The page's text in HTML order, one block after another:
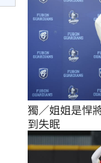
獨／姐姐是悍
到失眠